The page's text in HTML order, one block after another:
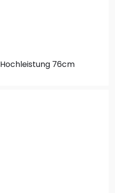
Hochleistung 76cm